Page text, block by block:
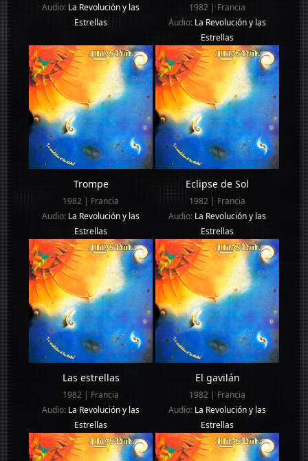
Audio:La Revolución y las
Estrellas
1982 | Francia
Audio:La Revolución y las
Estrellas
Trompe
1982 | Francia
Audio:La Revolución y las
Estrellas
Eclipse de Sol
1982 | Francia
Audio:La Revolución y las
Estrellas
Las estrellas
1982 | Francia
Audio: La Revolución y las
Estrellas
El gavilán
1982 | Francia
Audio:La Revolución y las
Estrellas